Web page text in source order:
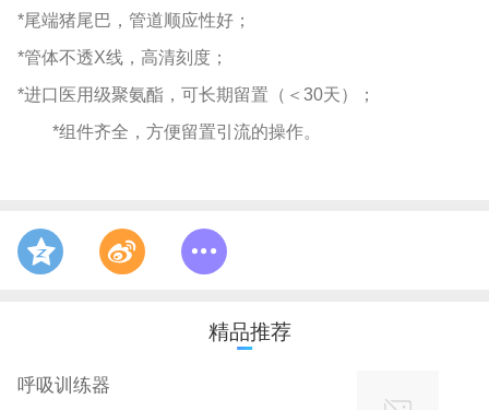
*尾端猪尾巴，管道顺应性好；
*管体不透X线，高清刻度；
*进口医用级聚氨酯，可长期留置（＜30天）；
*组件齐全，方便留置引流的操作。
精品推荐
呼吸训练器